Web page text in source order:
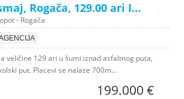
Rogača, 129.00 ari I...
- Rogača
veličine 129 ari u šumi iznad asfaltnog puta,
put. Placevi se nalaze 700m...
199.000 €